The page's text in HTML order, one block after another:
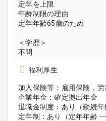
定年を上限
年齢制限の理由
定年年齢65歳のため
＜学歴＞
不問
福利厚生
加入保険等：雇用保険，
企業年金：確定拠出年金
退職金制度：あり（勤続年
定年制：あり（定年年齢 一